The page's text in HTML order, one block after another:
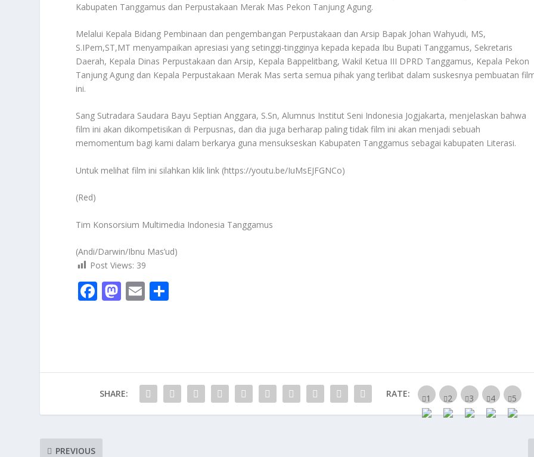
Kabupaten Tanggamus dan Perpustakaan Merak Mas Pekon Tanjung Agung.
Melalui Kepala Bidang Pembinaan dan pengembangan Perpustakaan dan Arsip Bapak Johan Wahyudi, MS,
S.IPem,ST,MT menyampaikan apresiasi yang setinggi-tingginya kepada kepada Ibu Bupati Tanggamus, Sekretaris
Daerah, Kepala Dinas Perpustakaan dan Arsip, Kepala Bappelitbang, Wakil Ketua III DPRD Tanggamus, Kepala Pekon
Tanjung Agung dan Kepala Perpustakaan Merak Mas serta semua pihak yang terlibat dalam suskesnya pembuatan
ini.
Sang Sutradara Saudara Bayu Septian Anggara, S.Sn, Alumnus Institut Seni Indonesia Jogjakarta, menjelaskan bahwa
film ini akan dikompetisikan di Perpusnas, dan dia juga berharap paling tidak film ini akan menjadi sebuah
memomentum bagi kami dalam berkarya guna mensukseskan Kabupaten Tanggamus sebagai kabupaten Literasi.
Untuk melihat film ini silahkan klik link (https://youtu.be/IuMsEJFGNCo)
(Red)
Tim Konsorsium Multimedia Indonesia Tanggamus
(Andi/Darwin/Ibnu Mas’ud)
Post Views: 39
F
o
o
k
M
o
n
E
SHARE: RATE:
PREVIOUS